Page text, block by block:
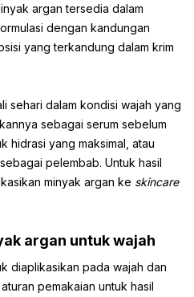
argan tersedia dalam
dengan kandungan
yang terkandung dalam krim
sehari dalam kondisi wajah yang
sebagai serum sebelum
hidrasi yang maksimal, atau
pelembab. Untuk hasil
minyak argan ke skincare
argan untuk wajah
diaplikasikan pada wajah dan
pemakaian untuk hasil